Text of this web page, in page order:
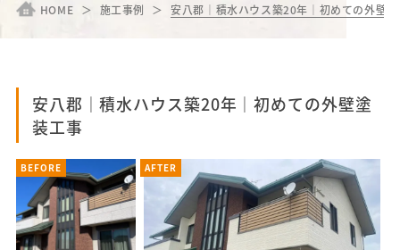
HOME 施工事例 安八郡｜積水ハウス築20年｜初めての外壁
安八郡｜積水ハウス築20年｜初めての外壁塗
装工事
BEFORE AFTER